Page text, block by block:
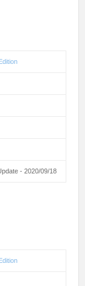
- 2020/09/18